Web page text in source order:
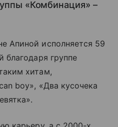
«Комбинация» –
Апиной исполняется 59
благодаря группе
хитам,
boy», «Два кусочека